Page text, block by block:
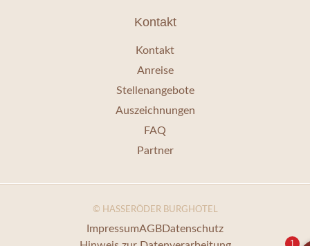
Kontakt
Kontakt
Anreise
Stellenangebote
Auszeichnungen
FAQ
Partner
© HASSERÖDER BURGHOTEL
ImpressumAGBDatenschutz
1